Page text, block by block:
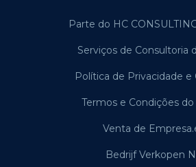
Parte do HC
Serviços de Consultoria
Política de Privacidade e
Termos e Condições
Venta de
Bedrijf Verkopen